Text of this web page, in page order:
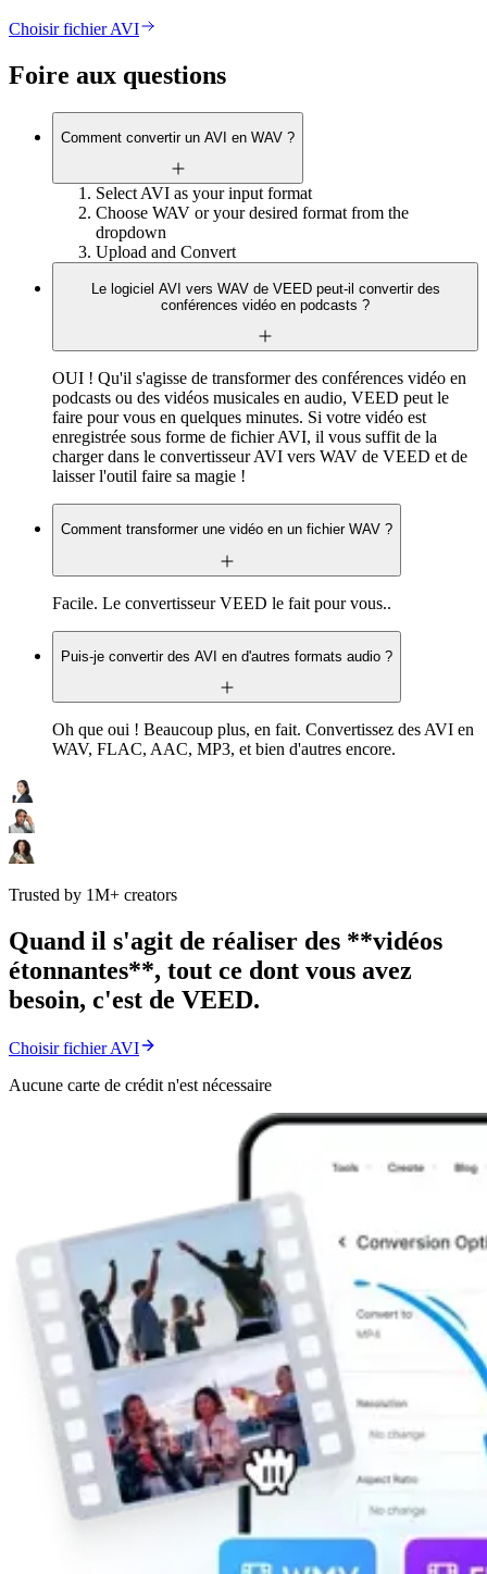
Choisir fichier AVI
Foire aux questions
Comment convertir un AVI en WAV ?
Select AVI as your input format
Choose WAV or your desired format from the
dropdown
Upload and Convert
Le logiciel AVI vers WAV de VEED peut-il convertir des
conférences vidéo en podcasts ?
OUI ! Qu'il s'agisse de transformer des conférences vidéo en
podcasts ou des vidéos musicales en audio, VEED peut le
faire pour vous en quelques minutes. Si votre vidéo est
enregistrée sous forme de fichier AVI, il vous suffit de la
charger dans le convertisseur AVI vers WAV de VEED et de
laisser l'outil faire sa magie !
Comment transformer une vidéo en un fichier WAV ?
Facile. Le convertisseur VEED le fait pour vous..
Puis-je convertir des AVI en d'autres formats audio ?
Oh que oui ! Beaucoup plus, en fait. Convertissez des AVI en
WAV, FLAC, AAC, MP3, et bien d'autres encore.
Trusted by 1M+ creators
Quand il s'agit de réaliser des **vidéos
étonnantes**, tout ce dont vous avez
besoin, c'est de VEED.
Choisir fichier AVI
Aucune carte de crédit n'est nécessaire